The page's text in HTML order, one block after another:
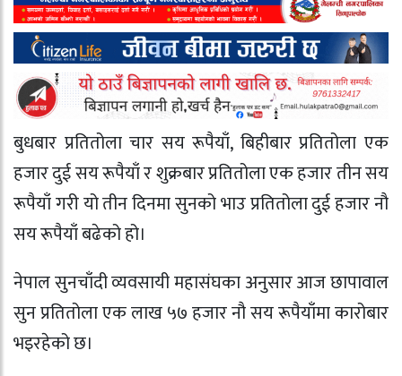
बुधबार प्रतितोला चार सय रूपैयाँ, बिहीबार प्रतितोला एक
हजार दुई सय रूपैयाँ र शुक्रबार प्रतितोला एक हजार तीन सय
रूपैयाँ गरी यो तीन दिनमा सुनको भाउ प्रतितोला दुई हजार नौ
सय रूपैयाँ बढेको हो।
नेपाल सुनचाँदी व्यवसायी महासंघका अनुसार आज छापावाल
सुन प्रतितोला एक लाख ५७ हजार नौ सय रूपैयाँमा कारोबार
भइरहेको छ।